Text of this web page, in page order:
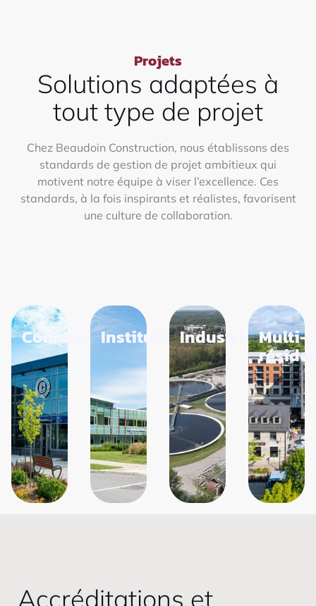
Projets
Solutions adaptées à
tout type de projet
Chez Beaudoin Construction, nous établissons des
standards de gestion de projet ambitieux qui
motivent notre équipe à viser l’excellence. Ces
standards, à la fois inspirants et réalistes, favorisent
une culture de collaboration.
CommercialInstitutionnelIndustrielMulti-
Accréditations et